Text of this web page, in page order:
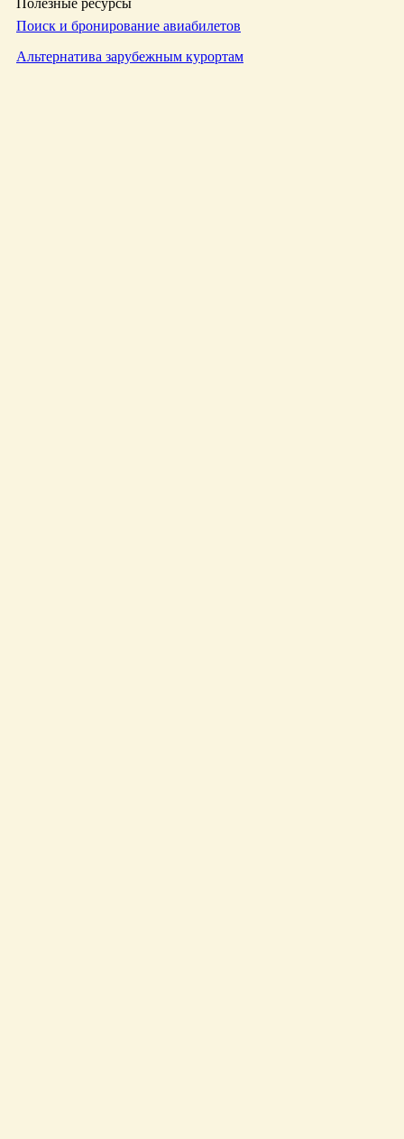
Полезные ресурсы
Поиск и бронирование авиабилетов
Альтернатива зарубежным курортам